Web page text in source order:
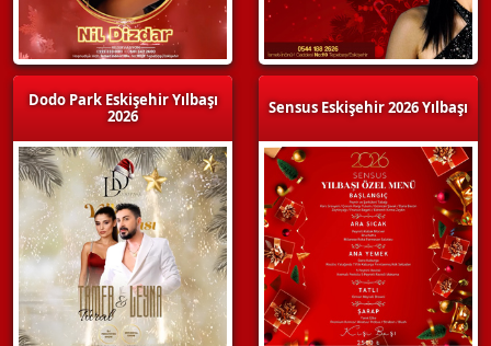
Dodo Park Eskişehir Yılbaşı
2026
Sensus Eskişehir 2026 Yılbaşı